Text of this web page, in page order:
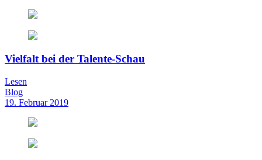
Vielfalt bei der Talente-Schau
Lesen
Blog
19. Februar 2019